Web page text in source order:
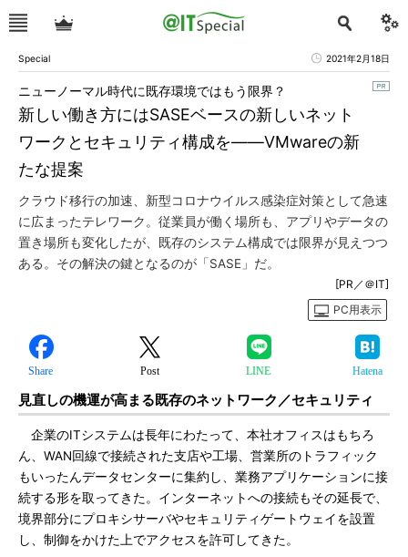
Special 2021年2月18日
新しい働き方にはSASEベースの新しいネット
ワークとセキュリティ構成を――VMwareの新
たな提案
ニューノーマル時代に既存環境ではもう限界？
クラウド移行の加速、新型コロナウイルス感染症対策として急速
に広まったテレワーク。従業員が働く場所も、アプリやデータの
置き場所も変化したが、既存のシステム構成では限界が見えつつ
ある。その解決の鍵となるのが「SASE」だ。
[PR／＠IT]
PC用表示
Share Post LINE Hatena
見直しの機運が高まる既存のネットワーク／セキュリティ
企業のITシステムは長年にわたって、本社オフィスはもちろ
ん、WAN回線で接続された支店や工場、営業所のトラフィック
もいったんデータセンターに集約し、業務アプリケーションに接
続する形を取ってきた。インターネットへの接続もその延長で、
境界部分にプロキシサーバやセキュリティゲートウェイを設置
し、制御をかけた上でアクセスを許可してきた。